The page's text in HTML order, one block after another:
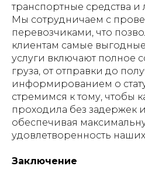
транспортные средства
Мы сотрудничаем с
перевозчиками, что
клиентам самые
услуги включают полное
груза, от отправки до
информированием о
стремимся к тому, чтобы
проходила без задержек
обеспечивая
удовлетворенность
Заключение